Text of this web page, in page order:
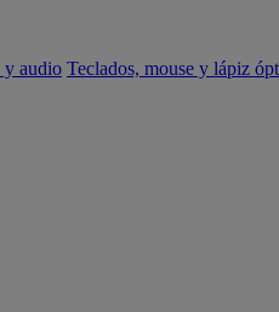
y audio Teclados, mouse y lápiz